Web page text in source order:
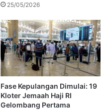
25/05/2026
Fase Kepulangan Dimulai: 19
Kloter Jemaah Haji RI
Gelombang Pertama